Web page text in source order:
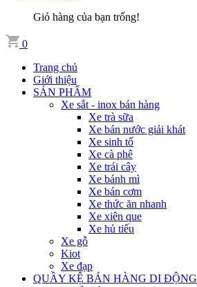
Giỏ hàng của bạn trống!
0
Trang chủ
Giới thiệu
SẢN PHẨM
Xe sắt - inox bán hàng
Xe trà sữa
Xe bán nước giải khát
Xe sinh tố
Xe cà phê
Xe trái cây
Xe bánh mì
Xe bán cơm
Xe thức ăn nhanh
Xe xiên que
Xe hủ tiếu
Xe gỗ
Kiot
Xe đạp
QUẦY KỆ BÁN HÀNG DI ĐỘNG